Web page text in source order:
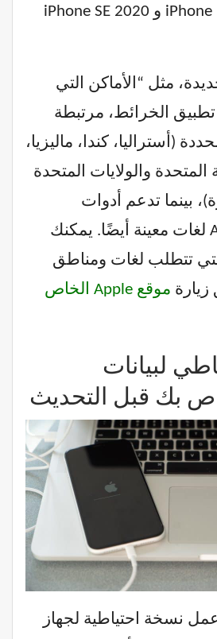
يترك طرازات iPhone 11 و iPhone SE 2020
مثل “الأماكن التي
الخرائط، مرتبطة
(أستراليا، كندا، ماليزيا،
والولايات المتحدة
بينما تدعم أدوات
الترجمة من Apple لغات معينة أيضًا. يمكنك
تتطلب لغات ومناطق
موقع Apple الخاص
لبيانات
نسخة احتياطية لجهاز